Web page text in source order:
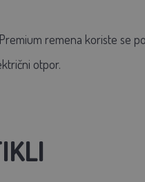
remena koriste se
otpor.